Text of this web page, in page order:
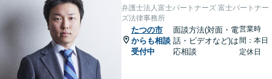
弁護士法人富士パートナーズ 富士パートナー
ズ法律事務所
たつの市
からも相談
受付中
面談方法(対面・電
話・ビデオなど)は
応相談
営業時
間：本日
定休日